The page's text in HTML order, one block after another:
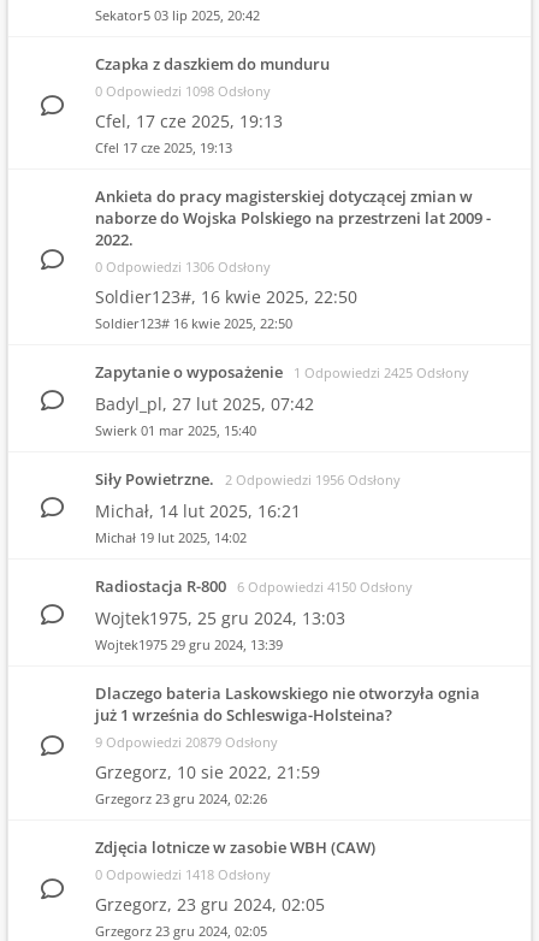
Sekator5 03 lip 2025, 20:42
Czapka z daszkiem do munduru
0 Odpowiedzi 1098 Odsłony
Cfel, 17 cze 2025, 19:13
Cfel 17 cze 2025, 19:13
Ankieta do pracy magisterskiej dotyczącej zmian w
naborze do Wojska Polskiego na przestrzeni lat 2009 -
2022.
0 Odpowiedzi 1306 Odsłony
Soldier123#, 16 kwie 2025, 22:50
Soldier123# 16 kwie 2025, 22:50
Zapytanie o wyposażenie 1 Odpowiedzi 2425 Odsłony
Badyl_pl, 27 lut 2025, 07:42
Swierk 01 mar 2025, 15:40
Siły Powietrzne. 2 Odpowiedzi 1956 Odsłony
Michał, 14 lut 2025, 16:21
Michał 19 lut 2025, 14:02
Radiostacja R-800 6 Odpowiedzi 4150 Odsłony
Wojtek1975, 25 gru 2024, 13:03
Wojtek1975 29 gru 2024, 13:39
Dlaczego bateria Laskowskiego nie otworzyła ognia
już 1 września do Schleswiga-Holsteina?
9 Odpowiedzi 20879 Odsłony
Grzegorz, 10 sie 2022, 21:59
Grzegorz 23 gru 2024, 02:26
Zdjęcia lotnicze w zasobie WBH (CAW)
0 Odpowiedzi 1418 Odsłony
Grzegorz, 23 gru 2024, 02:05
Grzegorz 23 gru 2024, 02:05